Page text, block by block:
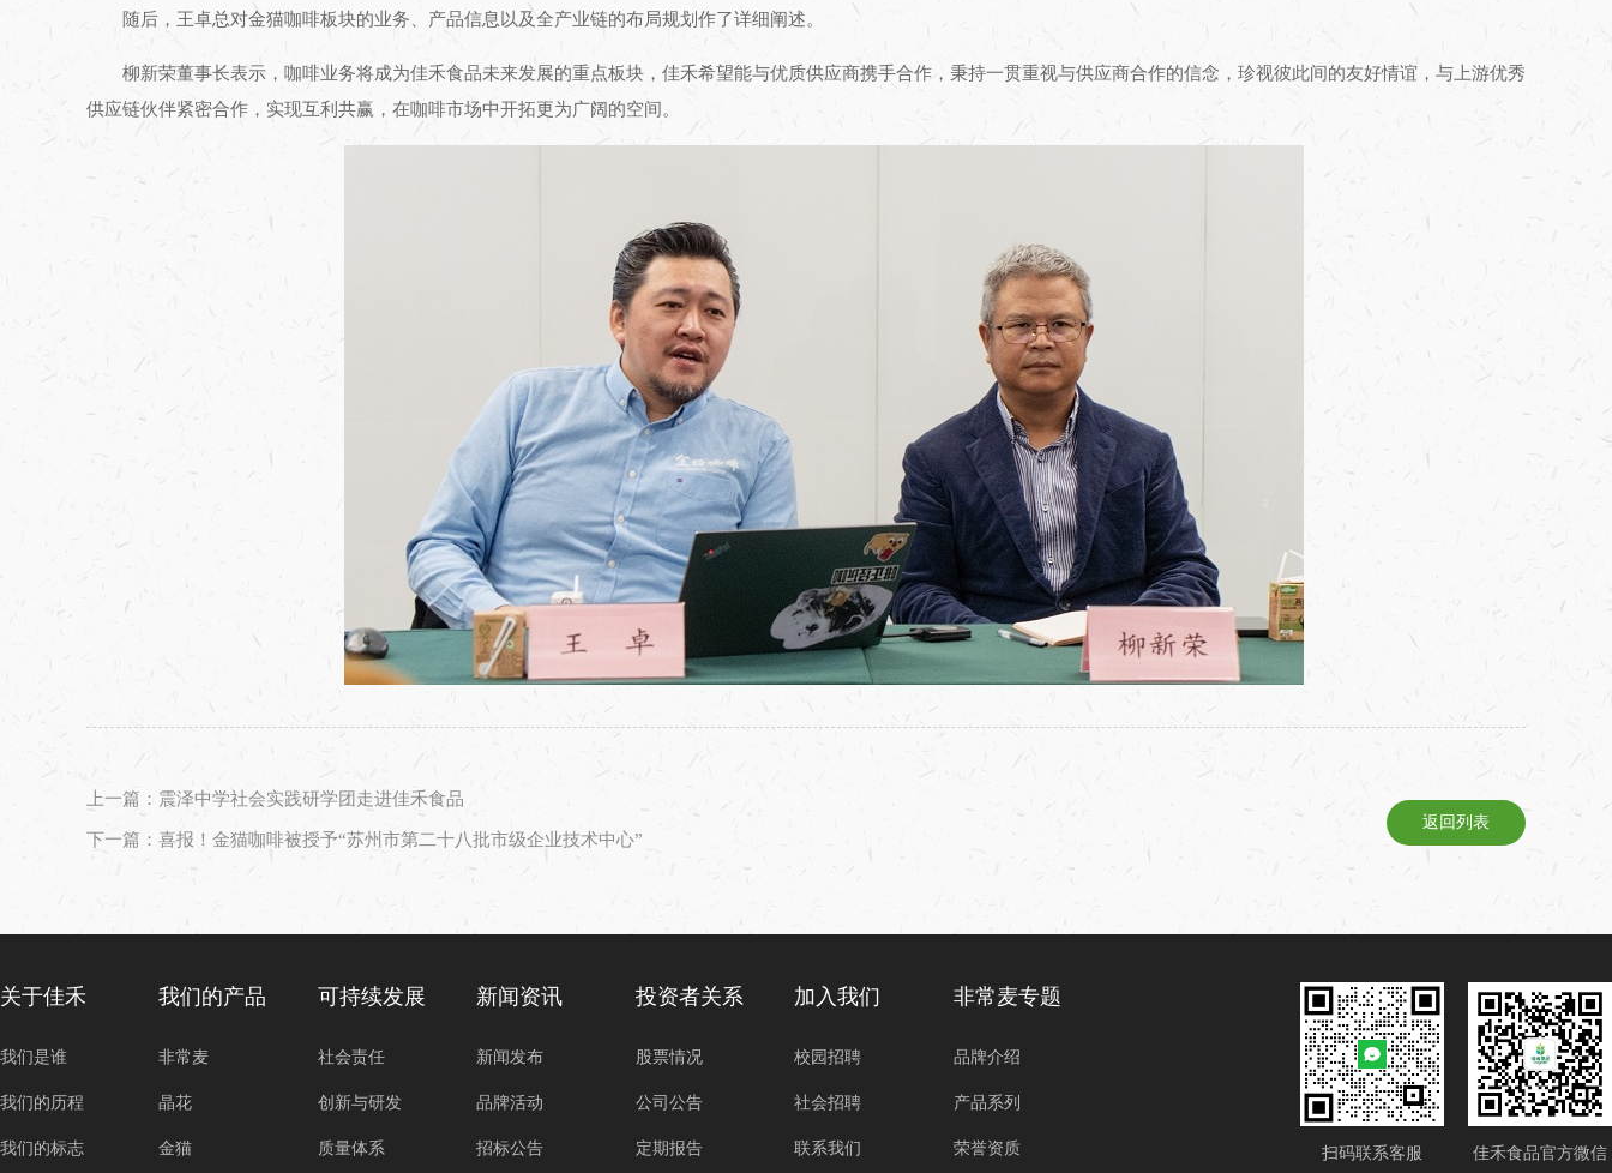
随后，王卓总对金猫咖啡板块的业务、产品信息以及全产业链的布局规划作了详细阐述。
柳新荣董事长表示，咖啡业务将成为佳禾食品未来发展的重点板块，佳禾希望能与优质供应商携手合作，秉持一贯重视与供应商合作的信念，珍视彼此间的友好情谊，与上游优秀
供应链伙伴紧密合作，实现互利共赢，在咖啡市场中开拓更为广阔的空间。
返回列表
上一篇：震泽中学社会实践研学团走进佳禾食品
下一篇：喜报！金猫咖啡被授予“苏州市第二十八批市级企业技术中心”
关于佳禾
我们是谁
我们的历程
我们的标志
我们的产品
非常麦
晶花
金猫
可持续发展
社会责任
创新与研发
质量体系
新闻资讯
新闻发布
品牌活动
招标公告
投资者关系
股票情况
公司公告
定期报告
加入我们
校园招聘
社会招聘
联系我们
非常麦专题
品牌介绍
产品系列
荣誉资质 扫码联系客服 佳禾食品官方微信